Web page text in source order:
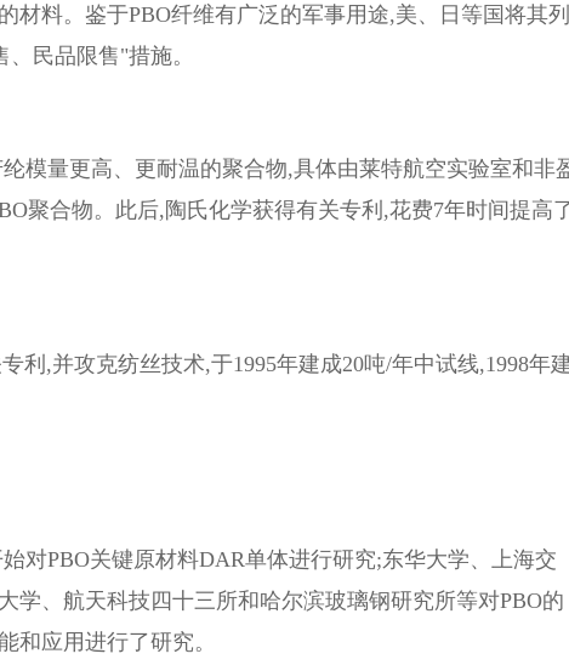
料。鉴于PBO纤维有广泛的军事用途,美、日等国将其列
民品限售"措施。
模量更高、更耐温的聚合物,具体由莱特航空实验室和非
聚合物。此后,陶氏化学获得有关专利,花费7年时间提高
利,并攻克纺丝技术,于1995年建成20吨/年中试线,1998年
对PBO关键原材料DAR单体进行研究;东华大学、上海交
学、航天科技四十三所和哈尔滨玻璃钢研究所等对PBO的
和应用进行了研究。